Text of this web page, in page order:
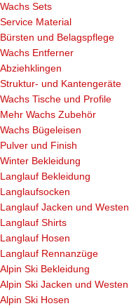
Wachs Sets
Service Material
Bürsten und Belagspflege
Wachs Entferner
Abziehklingen
Struktur- und Kantengeräte
Wachs Tische und Profile
Mehr Wachs Zubehör
Wachs Bügeleisen
Pulver und Finish
Winter Bekleidung
Langlauf Bekleidung
Langlaufsocken
Langlauf Jacken und Westen
Langlauf Shirts
Langlauf Hosen
Langlauf Rennanzüge
Alpin Ski Bekleidung
Alpin Ski Jacken und Westen
Alpin Ski Hosen